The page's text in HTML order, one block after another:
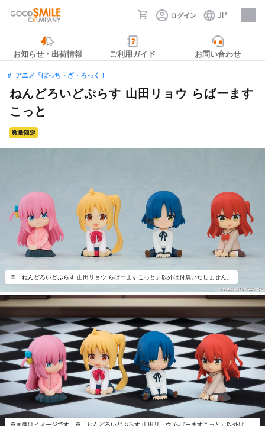
ログイン JP
採用情報
お知らせ・出荷情報 ご利用ガイド お問い合わせ
アニメ「ぼっち・ざ・ろっく！」
ねんどろいどぷらす 山田リョウ らばーます
こっと
数量限定
※「ねんどろいどぷらす 山田リョウ らばーますこっと」以外は付属いたしません。